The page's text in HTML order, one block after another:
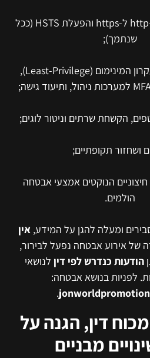
הפניה אוטומטית מ-http ל-https והפעלת HSTS (ככל
שנתמך);
בקרות גישה לפי עקרון המינימום (Least-Privilege),
הקשחת שרתים וניטור לוגים;
ושחזור תקופתיים;
הנוקטים אמצעי אבטחה
הולמים.
ומעלה להגן על המידע,אין
של אירוע אבטחה נפעל לבירור,
הודעות כנדרש לפי דין לנושאי
לפניות בנושא אבטחה:
.
דין, הגנה על
מבניים